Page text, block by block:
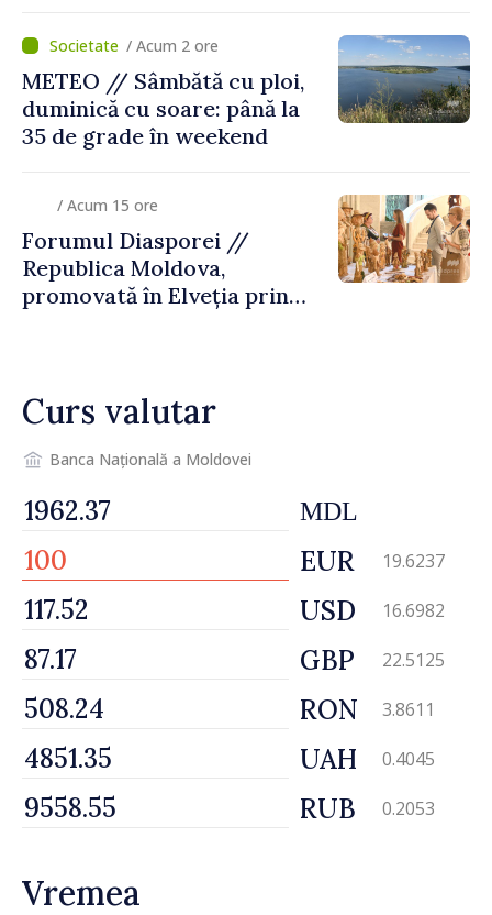
/ Acum 2 ore
METEO // Sâmbătă cu ploi,
duminică cu soare: până la
35 de grade în weekend
/ Acum 15 ore
Forumul Diasporei //
Republica Moldova,
promovată în Elveția prin
Curs valutar
Banca Națională a Moldovei
MDL
EUR 19.6237
USD 16.6982
GBP 22.5125
RON 3.8611
UAH 0.4045
RUB 0.2053
Vremea